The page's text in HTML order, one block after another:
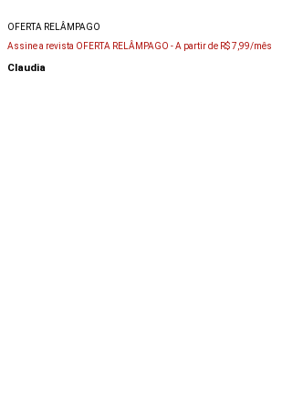
OFERTA RELÂMPAGO
Assine a revista OFERTA RELÂMPAGO -A partir de R$ 7,99/mês
Claudia